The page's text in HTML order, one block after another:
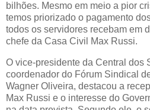
bilhões. Mesmo em meio a pior
temos priorizado o pagamento
todos os servidores recebam em
chefe da Casa Civil Max Russi.
O vice-presidente da Central dos
coordenador do Fórum Sindical
Wagner Oliveira, destacou a
Max Russi e o interesse do